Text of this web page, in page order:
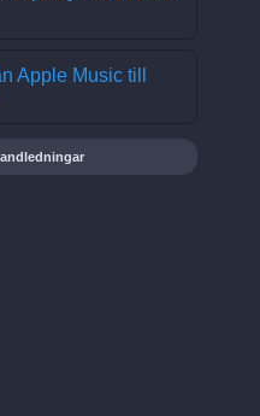
Apple Music till